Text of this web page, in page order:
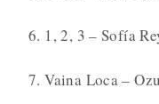
6. 1, 2, 3 – Sofía
7. Vaina Loca –